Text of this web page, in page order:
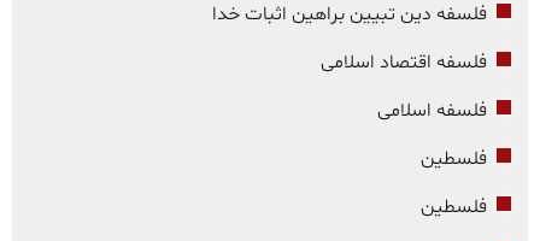
فلسفه دین تبیین براهین اثبات خدا
فلسفه اقتصاد اسلامی
فلسفه اسلامی
فلسطین
فلسطین